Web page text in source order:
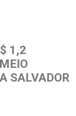
1,2
SALVADOR